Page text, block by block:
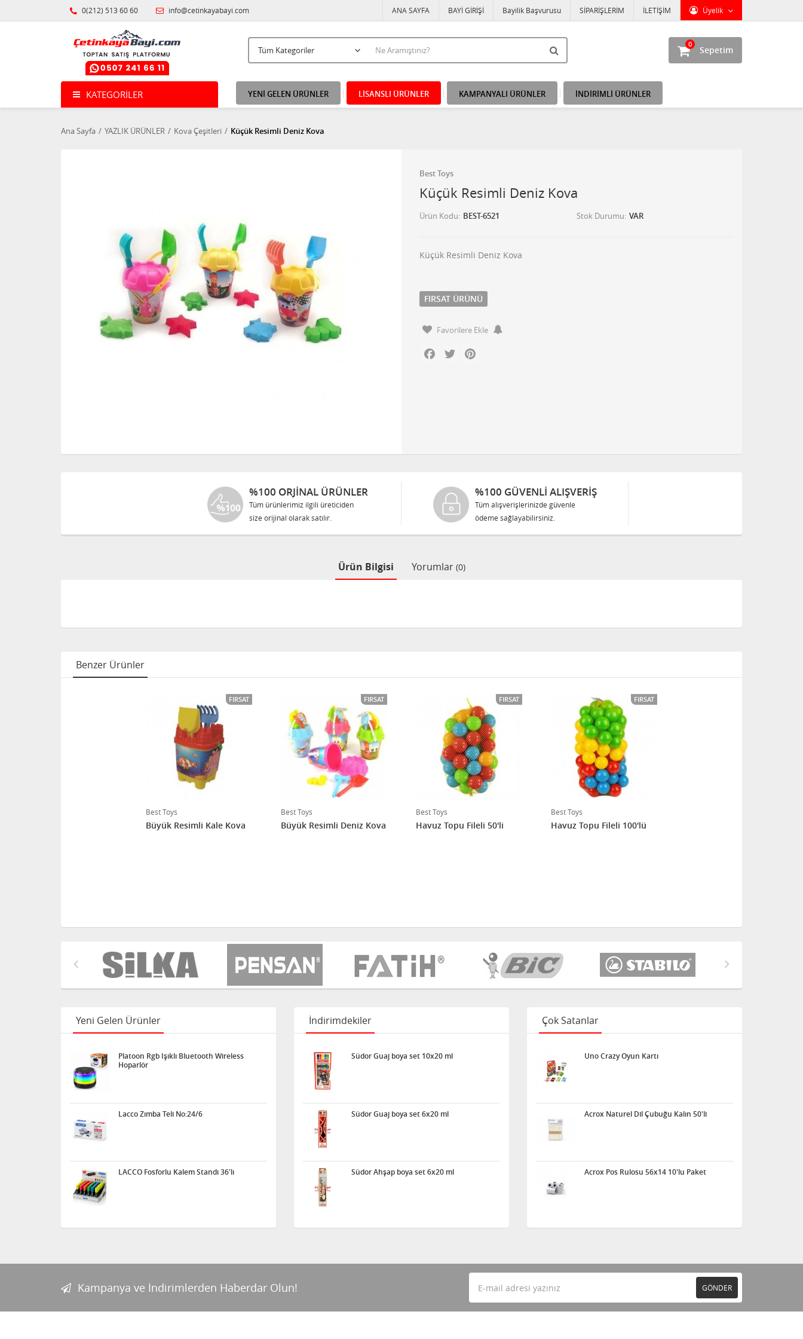
0(212) 513 60 60 info@cetinkayabayi.com Üyelik
ANA SAYFA BAYİ GİRİŞİ Bayilik Başvurusu SİPARİŞLERİM İLETİŞİM
Sepetim
0
KATEGORILER YENİ GELEN ÜRÜNLER LİSANSLI ÜRÜNLER KAMPANYALI ÜRÜNLER İNDİRİMLİ ÜRÜNLER
Ana Sayfa YAZLIK ÜRÜNLER Kova Çeşitleri Küçük Resimli Deniz Kova
Best Toys
Küçük Resimli Deniz Kova
Ürün Kodu BEST-6521 Stok Durumu VAR
Küçük Resimli Deniz Kova
FIRSAT ÜRÜNÜ
Favorilere Ekle
Facebook
Twitter
%100 ORJINAL ÜRÜNLER
Tüm ürünlerimiz ilgili üreticiden
size orijinal olarak satılır.
%100 GÜVENLİ ALIŞVERİŞ
Tüm alışverişlerinizde güvenle
ödeme sağlayabilirsiniz.
Ürün Bilgisi Yorumlar (0)
Benzer Ürünler
FIRSAT
Best Toys
Büyük Resimli Kale Kova
FIRSAT
Best Toys
Büyük Resimli Deniz Kova
FIRSAT
Best Toys
Havuz Topu Fileli 50'li
FIRSAT
Best Toys
Havuz Topu Fileli 100'lü
Yeni Gelen Ürünler
Platoon Rgb Işıklı Bluetooth Wireless
Hoparlör
Lacco Zımba Teli No:24/6
LACCO Fosforlu Kalem Standı 36'lı
İndirimdekiler
Südor Guaj boya set 10x20 ml
Südor Guaj boya set 6x20 ml
Südor Ahşap boya set 6x20 ml
Çok Satanlar
Uno Crazy Oyun Kartı
Acrox Naturel Dil Çubuğu Kalın 50'li
Acrox Pos Rulosu 56x14 10'lu Paket
Kampanya ve İndirimlerden Haberdar Olun! GÖNDER